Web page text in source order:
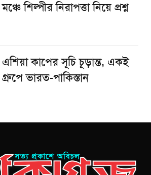
​মঞ্চে শিল্পীর নিরাপত্তা নিয়ে প্রশ্ন
এশিয়া কাপের সূচি চূড়ান্ত, একই
গ্রুপে ভারত-পাকিস্তান